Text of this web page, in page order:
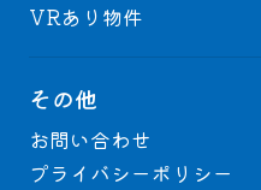
VRあり物件
その他
お問い合わせ
プライバシーポリシー